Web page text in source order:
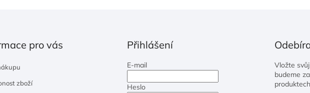
pro vás
zboží
Přihlášení
E-mail
Heslo
Vložte
budeme